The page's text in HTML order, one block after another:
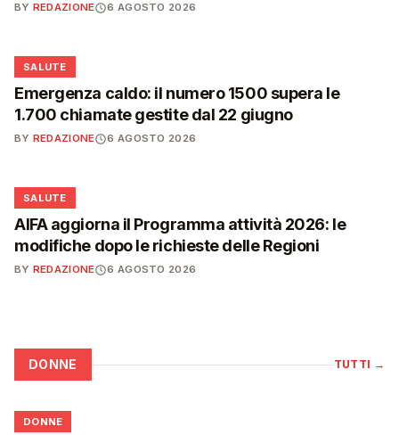
BY REDAZIONE 6 AGOSTO 2026
❤️
SALUTE
Emergenza caldo: il numero 1500 supera le
1.700 chiamate gestite dal 22 giugno
BY REDAZIONE 6 AGOSTO 2026
❤️
SALUTE
AIFA aggiorna il Programma attività 2026: le
modifiche dopo le richieste delle Regioni
BY REDAZIONE 6 AGOSTO 2026
DONNE TUTTI →
🌸
DONNE